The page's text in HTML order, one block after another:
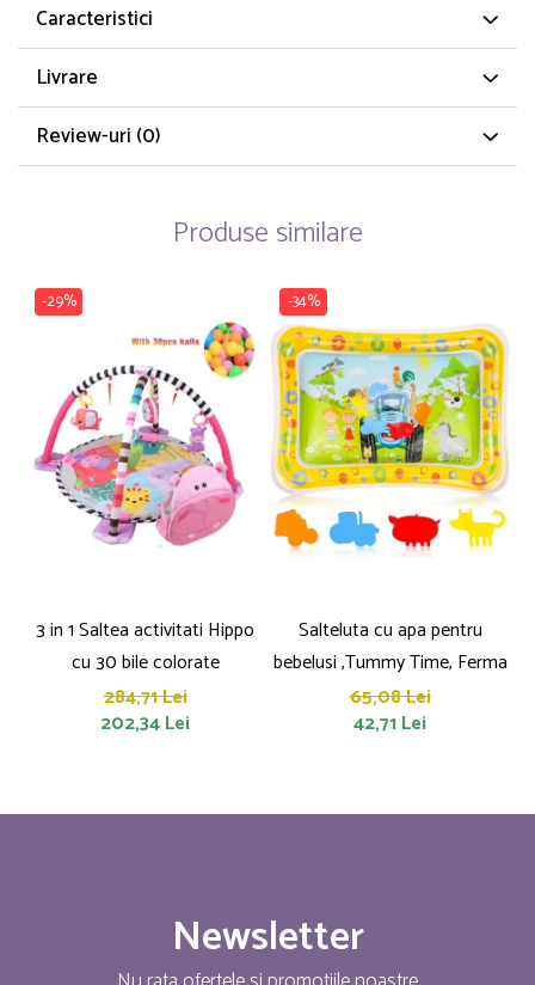
Caracteristici
Livrare
Review-uri (0)
Produse similare
-29%
3 in 1 Saltea activitati Hippo
cu 30 bile colorate
284,71 Lei
202,34 Lei
-34%
Salteluta cu apa pentru
bebelusi ,Tummy Time, Ferma
65,08 Lei
42,71 Lei
Newsletter